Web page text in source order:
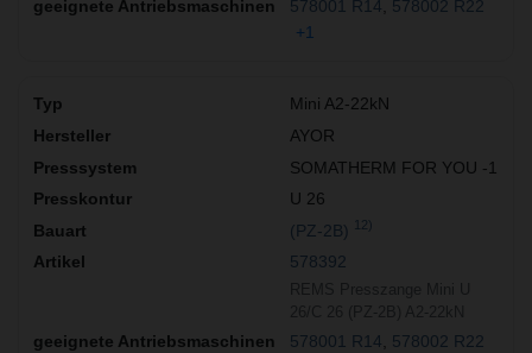
578001 R14
578002 R22
+1
Mini A2-22kN
AYOR
SOMATHERM FOR YOU -1
U 26
(PZ-2B) 12)
578392
578001 R14
578002 R22